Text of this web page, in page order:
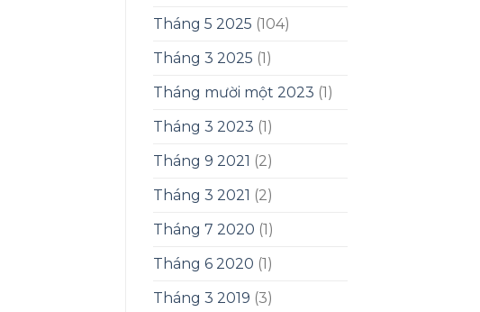
Tháng 5 2025 (104)
Tháng 3 2025 (1)
Tháng mười một 2023 (1)
Tháng 3 2023 (1)
Tháng 9 2021 (2)
Tháng 3 2021 (2)
Tháng 7 2020 (1)
Tháng 6 2020 (1)
Tháng 3 2019 (3)